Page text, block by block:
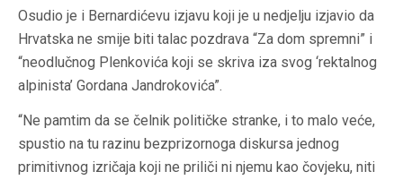
Osudio je i Bernardićevu izjavu koji je u nedjelju izjavio da
Hrvatska ne smije biti talac pozdrava “Za dom spremni” i
“neodlučnog Plenkovića koji se skriva iza svog ‘rektalnog
alpinista’ Gordana Jandrokovića”.
“Ne pamtim da se čelnik političke stranke, i to malo veće,
spustio na tu razinu bezprizornoga diskursa jednog
primitivnog izričaja koji ne priliči ni njemu kao čovjeku, niti